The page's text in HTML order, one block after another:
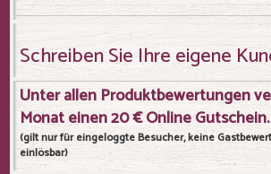
Schreiben Sie Ihre eigene
Unter allen Produktbewertungen
Monat einen 20 € Online Gutschein.
(gilt nur für eingeloggte Besucher, keine
einlösbar)